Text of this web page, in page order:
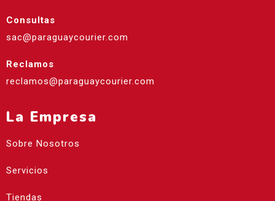
Consultas
sac@paraguaycourier.com
Reclamos
reclamos@paraguaycourier.com
La Empresa
Sobre Nosotros
Servicios
Tiendas